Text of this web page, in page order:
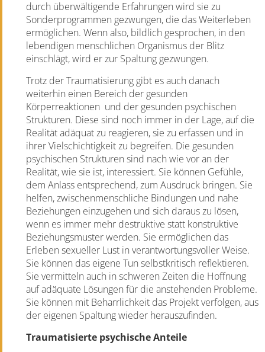
durch überwältigende Erfahrungen wird sie zu
Sonderprogrammen gezwungen, die das Weiterleben
ermöglichen. Wenn also, bildlich gesprochen, in den
lebendigen menschlichen Organismus der Blitz
einschlägt, wird er zur Spaltung gezwungen.
Trotz der Traumatisierung gibt es auch danach
weiterhin einen Bereich der gesunden
Körperreaktionen und der gesunden psychischen
Strukturen. Diese sind noch immer in der Lage, auf die
Realität adäquat zu reagieren, sie zu erfassen und in
ihrer Vielschichtigkeit zu begreifen. Die gesunden
psychischen Strukturen sind nach wie vor an der
Realität, wie sie ist, interessiert. Sie können Gefühle,
dem Anlass entsprechend, zum Ausdruck bringen. Sie
helfen, zwischenmenschliche Bindungen und nahe
Beziehungen einzugehen und sich daraus zu lösen,
wenn es immer mehr destruktive statt konstruktive
Beziehungsmuster werden. Sie ermöglichen das
Erleben sexueller Lust in verantwortungsvoller Weise.
Sie können das eigene Tun selbstkritisch reflektieren.
Sie vermitteln auch in schweren Zeiten die Hoffnung
auf adäquate Lösungen für die anstehenden Probleme.
Sie können mit Beharrlichkeit das Projekt verfolgen, aus
der eigenen Spaltung wieder herauszufinden.
Traumatisierte psychische Anteile